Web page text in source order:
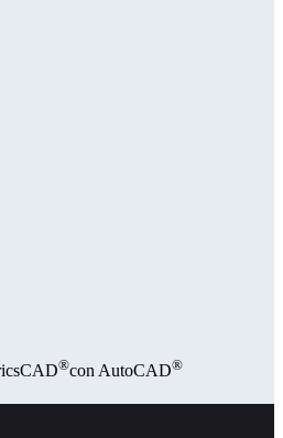
®con AutoCAD®